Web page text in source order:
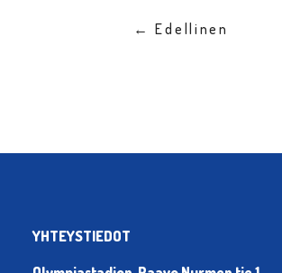
← Edellinen
YHTEYSTIEDOT